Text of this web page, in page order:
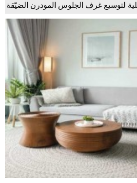
لتوسيع غرف الجلوس المودرن الضيّقة